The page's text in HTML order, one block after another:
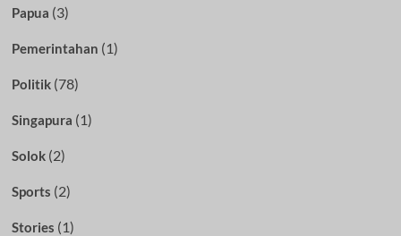
Papua (3)
Pemerintahan (1)
Politik(78)
Singapura (1)
Solok(2)
Sports (2)
Stories (1)